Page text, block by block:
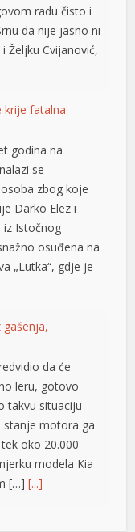
radu čisto i
da nije jasno ni
Željku Cvijanović,
krije fatalna
godina na
se
zbog koje
Darko Elez i
iz Istočnog
osuđena na
„Lutka“, gdje je
da će
leru, gotovo
takvu situaciju
stanje motora ga
oko 20.000
modela Kia
[…][...]